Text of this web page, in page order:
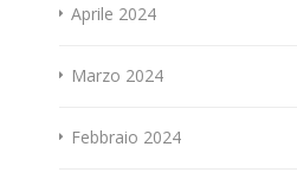
Aprile 2024
Marzo 2024
Febbraio 2024